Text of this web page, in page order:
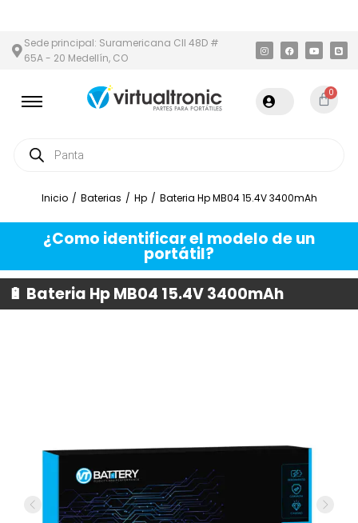
Sede principal: Suramericana Cll 48D #
65A - 20 Medellín, CO
0
Inicio / Baterias / Hp / Bateria Hp MB04 15.4V 3400mAh
¿Como identificar el modelo de un
portátil?
🔋 Bateria Hp MB04 15.4V 3400mAh